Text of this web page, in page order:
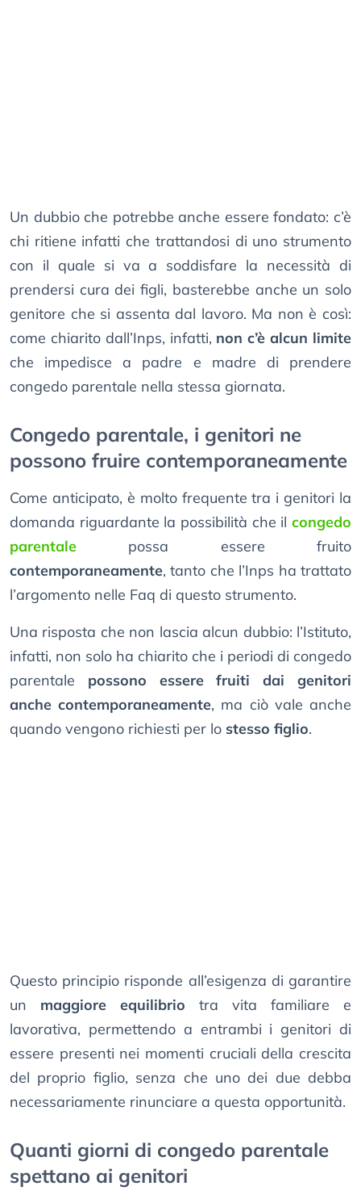
Un dubbio che potrebbe anche essere fondato: c’è
chi ritiene infatti che trattandosi di uno strumento
con il quale si va a soddisfare la necessità di
prendersi cura dei figli, basterebbe anche un solo
genitore che si assenta dal lavoro. Ma non è così:
come chiarito dall’Inps, infatti, non c’è alcun limite
che impedisce a padre e madre di prendere
congedo parentale nella stessa giornata.
Congedo parentale, i genitori ne
possono fruire contemporaneamente
Come anticipato, è molto frequente tra i genitori la
domanda riguardante la possibilità che il congedo
parentale possa essere fruito
contemporaneamente, tanto che l’Inps ha trattato
l’argomento nelle Faq di questo strumento.
Una risposta che non lascia alcun dubbio: l’Istituto,
infatti, non solo ha chiarito che i periodi di congedo
parentale possono essere fruiti dai genitori
anche contemporaneamente, ma ciò vale anche
quando vengono richiesti per lo stesso figlio.
Questo principio risponde all’esigenza di garantire
un maggiore equilibrio tra vita familiare e
lavorativa, permettendo a entrambi i genitori di
essere presenti nei momenti cruciali della crescita
del proprio figlio, senza che uno dei due debba
necessariamente rinunciare a questa opportunità.
Quanti giorni di congedo parentale
spettano ai genitori